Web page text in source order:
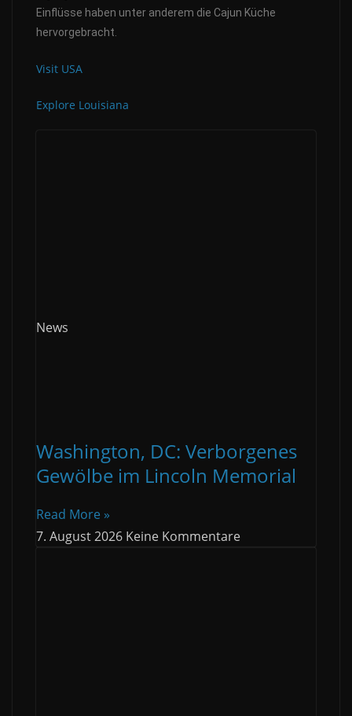
Einflüsse haben unter anderem die Cajun Küche
hervorgebracht.
Visit USA
Explore Louisiana
News
Washington, DC: Verborgenes
Gewölbe im Lincoln Memorial
Read More »
7. August 2026 Keine Kommentare